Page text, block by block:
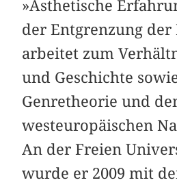
»Ästhetische
der Entgrenzung der
arbeitet zum
und Geschichte
Genretheorie und
westeuropäischen
An der Freien
wurde er 2009 mit